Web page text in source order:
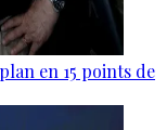
en 15 points de